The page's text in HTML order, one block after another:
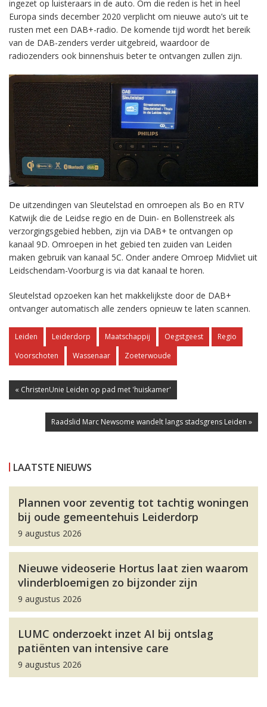
ingezet op luisteraars in de auto. Om die reden is het in heel
Europa sinds december 2020 verplicht om nieuwe auto’s uit te
rusten met een DAB+-radio. De komende tijd wordt het bereik
van de DAB-zenders verder uitgebreid, waardoor de
radiozenders ook binnenshuis beter te ontvangen zullen zijn.
De uitzendingen van Sleutelstad en omroepen als Bo en RTV
Katwijk die de Leidse regio en de Duin- en Bollenstreek als
verzorgingsgebied hebben, zijn via DAB+ te ontvangen op
kanaal 9D. Omroepen in het gebied ten zuiden van Leiden
maken gebruik van kanaal 5C. Onder andere Omroep Midvliet uit
Leidschendam-Voorburg is via dat kanaal te horen.
Sleutelstad opzoeken kan het makkelijkste door de DAB+
ontvanger automatisch alle zenders opnieuw te laten scannen.
Leiden Leiderdorp Maatschappij Oegstgeest
Regio
Voorschoten
Wassenaar Zoeterwoude
« ChristenUnie Leiden op pad met 'huiskamer'
Raadslid Marc Newsome wandelt langs stadsgrens Leiden »
LAATSTE NIEUWS
Plannen voor zeventig tot tachtig woningen
bij oude gemeentehuis Leiderdorp
9 augustus 2026
Nieuwe videoserie Hortus laat zien waarom
vlinderbloemigen zo bijzonder zijn
9 augustus 2026
LUMC onderzoekt inzet AI bij ontslag
patiënten van intensive care
9 augustus 2026